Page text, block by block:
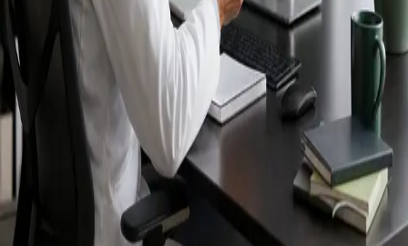
disponibles para consultas en línea seguras.
Reservar cita Ver perfiles
Atención especializadaConecta con especialistas con
experiencia en línea.
Colegiados en Spain
Médicos colegiados para ejercer
en Spain.
Consultas segurasPrivadas, confidenciales y fáciles de